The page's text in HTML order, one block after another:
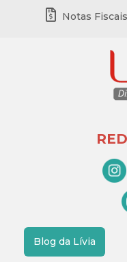
Notas Fiscais
Blog da Lívia